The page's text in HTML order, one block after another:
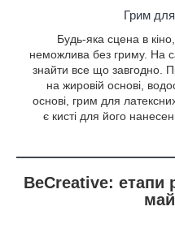
Грим для
Будь-яка сцена в кіно,
неможлива без гриму. На
знайти все що завгодно.
на жировій основі,
основі, грим для
є кисті для його
BeCreative: етапи